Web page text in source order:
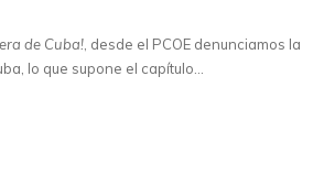
de Cuba! , desde el PCOE denunciamos la
lo que supone el capítulo…